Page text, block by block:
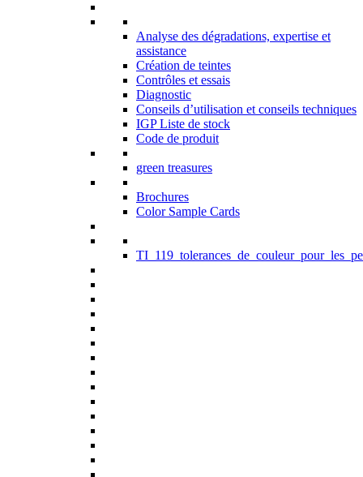
Analyse des dégradations, expertise et
assistance
Création de teintes
Contrôles et essais
Diagnostic
Conseils d’utilisation et conseils techniques
IGP Liste de stock
Code de produit
green treasures
Brochures
Color Sample Cards